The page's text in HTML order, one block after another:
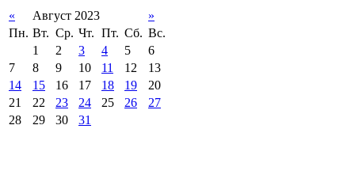
« Август 2023
»
Пн. Вт. Ср. Чт. Пт. Сб. Вс.
1
2 3 4 5
6
7
8 9 10 11 12
13
14
15 16 17 18 19
20
21
22 23 24 25 26
27
28
29 30 31